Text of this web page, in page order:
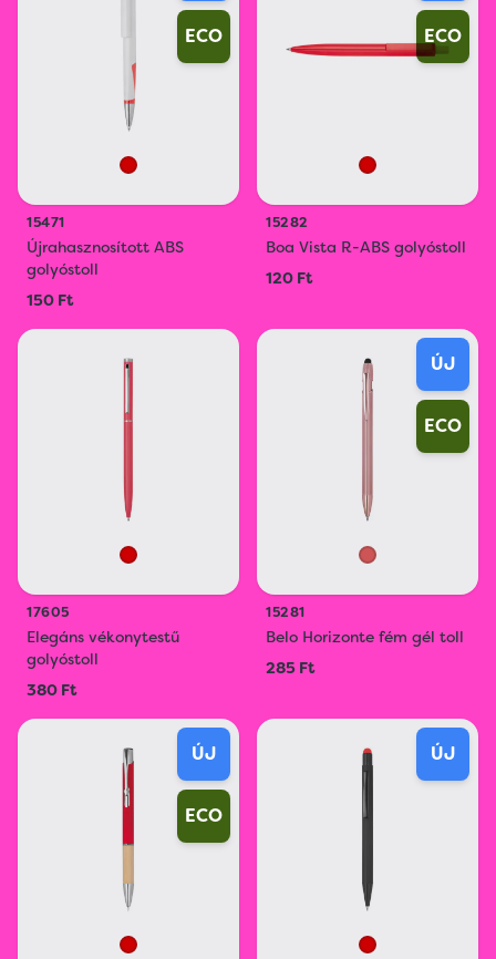
ECO
15471
Újrahasznosított ABS
golyóstoll
150 Ft
ECO
15282
Boa Vista R-ABS golyóstoll
120 Ft
17605
Elegáns vékonytestű
golyóstoll
380 Ft
ÚJ
ECO
15281
Belo Horizonte fém gél toll
285 Ft
ÚJ
ECO
ÚJ